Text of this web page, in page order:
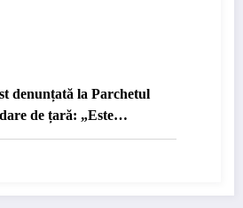
denunțată la Parchetul
de țară: „Este